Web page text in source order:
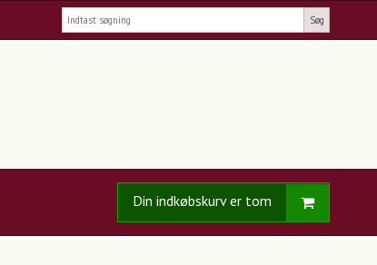
Søg
Din indkøbskurv er tom